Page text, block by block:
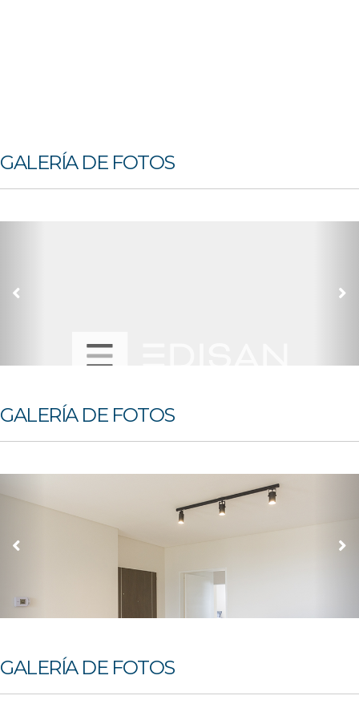
GALERÍA DE FOTOS
GALERÍA DE FOTOS
GALERÍA DE FOTOS